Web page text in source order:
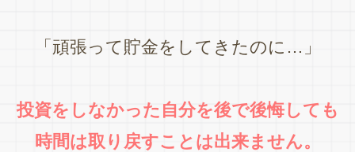
「頑張って貯金をしてきたのに…」
投資をしなかった自分を後で後悔しても
時間は取り戻すことは出来ません。